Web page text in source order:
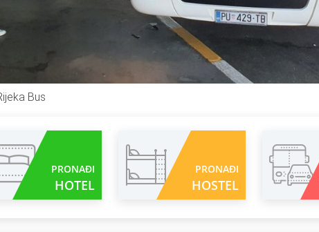
Bus
PRONAĐI
HOTEL
PRONAĐI
HOSTEL